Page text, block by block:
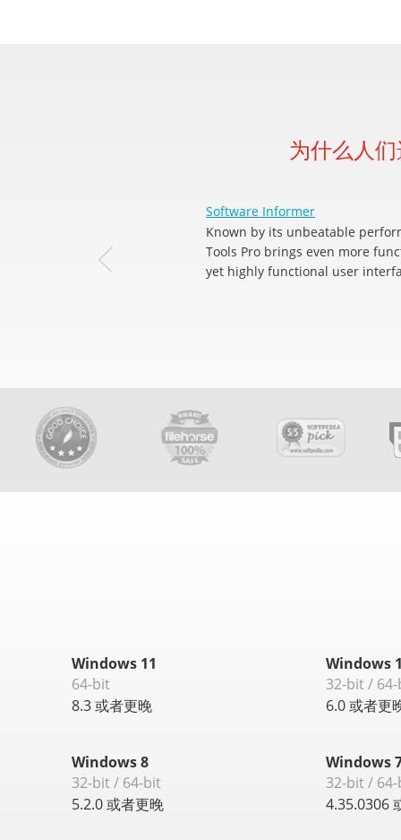
为什么人
Software Informer
Known by its unbeatable
Tools Pro brings even more
yet highly functional user
Windows 11
64-bit
8.3 或者更晚
Windows
32-bit /
6.0 或者更
Windows 8
32-bit / 64-bit
5.2.0 或者更晚
Windows
32-bit /
4.35.0306